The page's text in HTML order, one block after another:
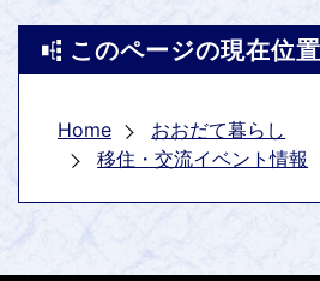
このページの現在位置
Home
おおだて暮らし
移住・交流イベント情報